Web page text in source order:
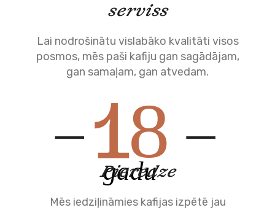
serviss
Lai nodrošinātu vislabāko kvalitāti visos
posmos, mēs paši kafiju gan sagādājam,
gan samaļam, gan atvedam.
Pieredze
Mēs iedziļināmies kafijas izpētē jau